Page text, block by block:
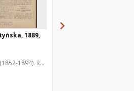
1889,
1894). Red.